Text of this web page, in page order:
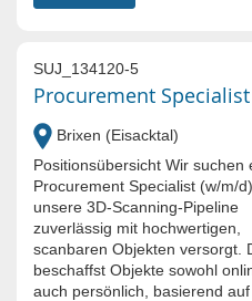
SUJ_134120-5
Procurement
Brixen (Eisacktal)
Positionsübersicht Wir suchen
Procurement Specialist (w/m/
unsere 3D-Scanning-Pipeline
zuverlässig mit hochwertigen,
scanbaren Objekten versorgt.
beschaffst Objekte sowohl
auch persönlich, basierend